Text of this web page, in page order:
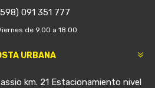
091 351 777
de 9.00 a 18.00
URBANA
km. 21 Estacionamiento nivel